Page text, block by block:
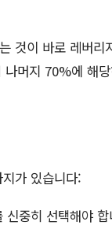
것이 바로 레버
머지 70%에 해
가 있습니다:
신중히 선택해야 합